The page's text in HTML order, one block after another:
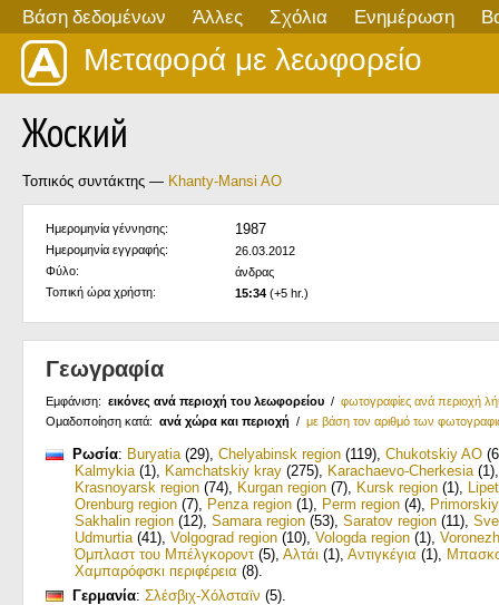
Βάση δεδομένων Άλλες Σχόλια Ενημέρωση
Μεταφορά με λεωφορείο
Жоский
Τοπικός συντάκτης — Khanty-Mansi AO
Ημερομηνία γέννησης: 1987
Ημερομηνία εγγραφής:
26.03.2012
Φύλο:
άνδρας
Τοπική ώρα χρήστη:
15:34 (+5 hr.)
Γεωγραφία
Εμφάνιση: εικόνες ανά περιοχή του λεωφορείου / φωτογραφίες ανά περιοχή
Ομαδοποίηση κατά: ανά χώρα και περιοχή / με βάση τον αριθμό των
Ρωσία: Buryatia(29), Chelyabinsk region (119), Chukotskiy AO
Kalmykia(1), Kamchatskiy kray (275), Karachaevo-Cherkesia(1)
Krasnoyarsk region (74), Kurgan region (7), Kursk region (1),
Orenburg region (7), Penza region (1), Perm region (4),
Sakhalin region (12), Samara region (53), Saratov region (11),
Udmurtia(41), Volgograd region (10), Vologda region (1),
Όμπλαστ του Μπέλγκοροντ (5), Αλτάι (1), Αντιγκέγια (1),
Χαμπαρόφσκι пεριφέρεια (8).
Γερμανία: Σλέσβιχ-Χόλσταϊν (5).